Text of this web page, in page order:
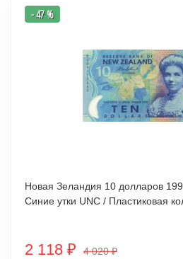
- 47 %
Новая Зеландия 10 долларов
Синие утки UNC /
2 118 ₽ 4 020₽